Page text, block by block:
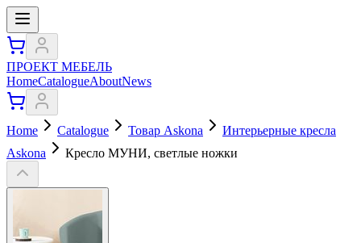
ПРОЕКТ МЕБЕЛЬ
HomeCatalogueAboutNews
Home Catalogue Товар Askona
Интерьерные кресла
Askona
Кресло МУНИ, светлые ножки